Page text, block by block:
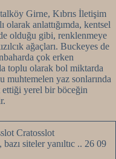
Girne, Kıbrıs İletişim
olarak anlattığımda, kentsel
olduğu gibi, renklenmeye
ağaçları. Buckeyes de
çok erken
toplu olarak bol miktarda
yaz sonlarında
ettiği yerel bir böceğin